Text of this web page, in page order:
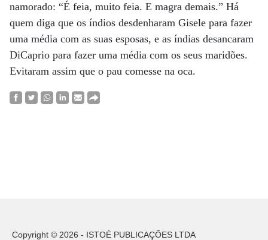
namorado: “É feia, muito feia. E magra demais.” Há
quem diga que os índios desdenharam Gisele para fazer
uma média com as suas esposas, e as índias desancaram
DiCaprio para fazer uma média com os seus maridões.
Evitaram assim que o pau comesse na oca.
Copyright © 2026 - ISTOÉ PUBLICAÇÕES LTDA